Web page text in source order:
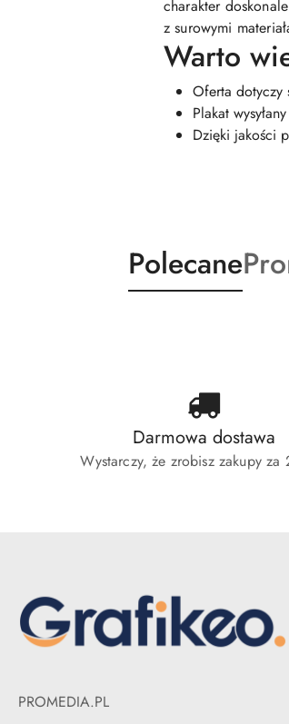
charakter
z surowymi
Warto
Oferta dotyczy
Plakat
Dzięki jakości
Pomiń karuzelę produktów
Produkty
o
Polecane
o
Darmowa dostawa
Wystarczy, że zrobisz zakupy za
PROMEDIA.PL